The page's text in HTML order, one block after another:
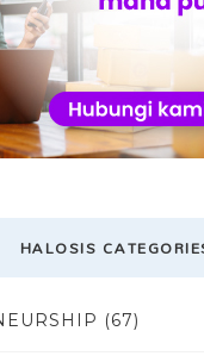
HALOSIS
(67)